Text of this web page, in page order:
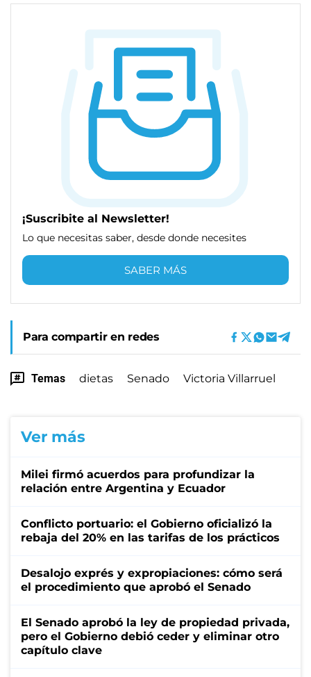
¡Suscribite al Newsletter!
Lo que necesitas saber, desde donde necesites
SABER MÁS
Para compartir en redes
Temas dietas Senado Victoria Villarruel
Ver más
Milei firmó acuerdos para profundizar la
relación entre Argentina y Ecuador
Conflicto portuario: el Gobierno oficializó la
rebaja del 20% en las tarifas de los prácticos
Desalojo exprés y expropiaciones: cómo será
el procedimiento que aprobó el Senado
El Senado aprobó la ley de propiedad privada,
pero el Gobierno debió ceder y eliminar otro
capítulo clave